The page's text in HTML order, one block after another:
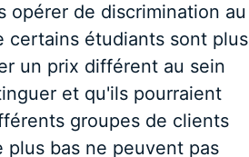
opérer de discrimination au
certains étudiants sont plus
un prix différent au sein
et qu'ils pourraient
groupes de clients
bas ne peuvent pas